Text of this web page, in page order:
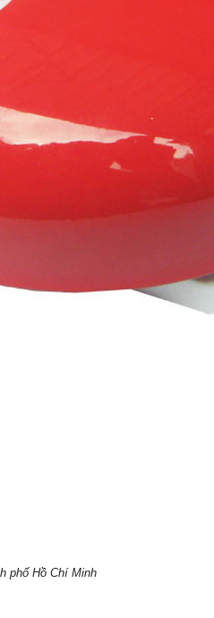
phố Hồ Chí Minh